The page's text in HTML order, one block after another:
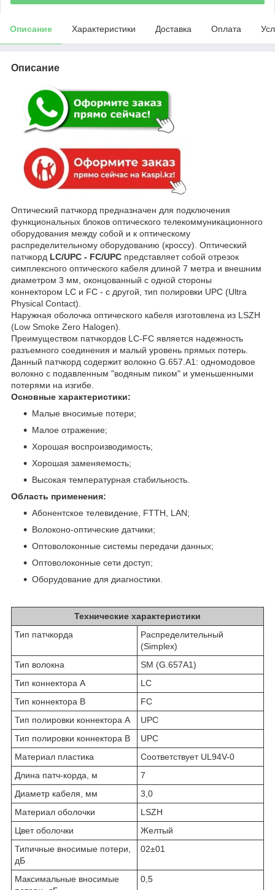
Описание Характеристики Доставка Оплата
Описание
Оптический патчкорд предназначен для подключения
функциональных блоков оптического телекоммуникационного
оборудования между собой и к оптическому
распределительному оборудованию (кроссу). Оптический
патчкорд LC/UPC - FC/UPC представляет собой отрезок
симплексного оптического кабеля длиной 7 метра и внешним
диаметром 3 мм, оконцованный с одной стороны
коннектором LC и FC - с другой, тип полировки UPC (Ultra
Physical Contact).
Наружная оболочка оптического кабеля изготовлена из LSZH
(Low Smoke Zero Halogen).
Преимуществом патчкордов LC-FC является надежность
разъемного соединения и малый уровень прямых потерь.
Данный патчкорд содержит волокно G.657.А1: одномодовое
волокно с подавленным "водяным пиком" и уменьшенными
потерями на изгибе.
Основные характеристики:
Малые вносимые потери;
Малое отражение;
Хорошая воспроизводимость;
Хорошая заменяемость;
Высокая температурная стабильность.
Область применения:
Абонентское телевидение, FTTH, LAN;
Волоконо-оптические датчики;
Оптоволоконные системы передачи данных;
Оптоволоконные сети доступ;
Оборудование для диагностики.
Технические характеристики
Тип патчкорда
Распределительный
(Simplex)
Тип волокна
SM (G.657A1)
Тип коннектора A
LC
Тип коннектора B
FC
Тип полировки коннектора A
UPC
Тип полировки коннектора B
UPC
Материал пластика
Соответствует UL94V-0
Длина патч-корда, м
7
Диаметр кабеля, мм
3,0
Материал оболочки
LSZH
Цвет оболочки
Желтый
Типичные вносимые потери,
дБ
02±01
Максимальные вносимые
0,5